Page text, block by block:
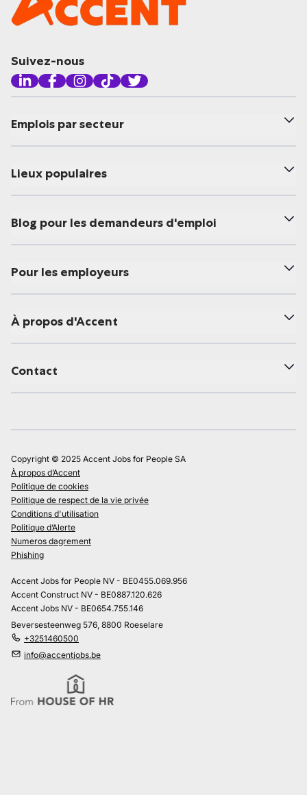
Suivez-nous
Emplois par secteur
Lieux populaires
Blog pour les demandeurs d'emploi
Pour les employeurs
À propos d'Accent
Contact
Copyright © 2025 Accent Jobs for People SA
À propos d’Accent
Politique de cookies
Politique de respect de la vie privée
Conditions d'utilisation
Politique d’Alerte
Numeros dagrement
Phishing
Accent Jobs for People NV - BE0455.069.956
Accent Construct NV - BE0887.120.626
Accent Jobs NV - BE0654.755.146
Beversesteenweg 576, 8800 Roeselare
+3251460500
info@accentjobs.be